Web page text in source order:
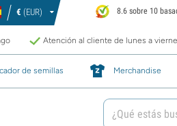
€ (EUR) 8.6 sobre 10
Atención al cliente de lunes a
de semillas Merchandise